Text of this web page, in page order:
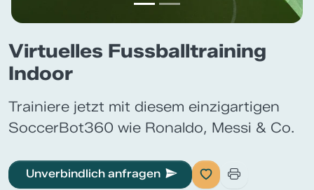
Virtuelles Fussballtraining
Indoor
Trainiere jetzt mit diesem einzigartigen
SoccerBot360 wie Ronaldo, Messi & Co.
Unverbindlich anfragen